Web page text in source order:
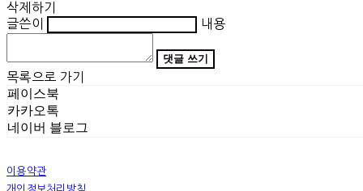
삭제하기
글쓴이
내용
댓글 쓰기
목록으로 가기
페이스북
카카오톡
네이버 블로그
이용약관